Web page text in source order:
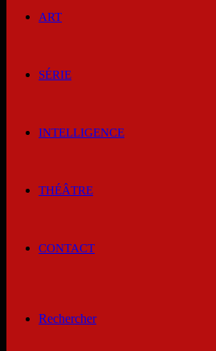
ART
SÉRIE
INTELLIGENCE
THÉÂTRE
CONTACT
Rechercher